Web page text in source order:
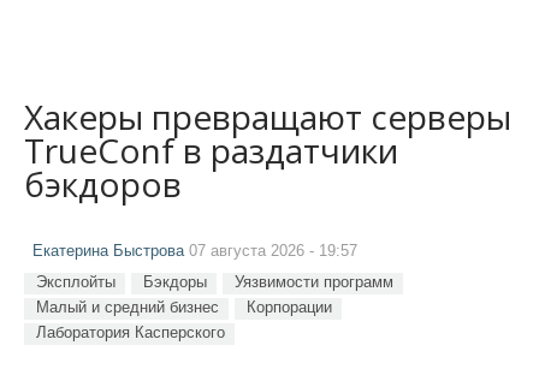
Хакеры превращают серверы
TrueConf в раздатчики
бэкдоров
Екатерина Быстрова07 августа 2026 - 19:57
Эксплойты Бэкдоры
Уязвимости программ
Малый и средний бизнес
Корпорации
Лаборатория Касперского